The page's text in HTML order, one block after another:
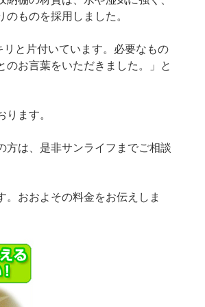
ものを採用しました。
と片付いています。必要なもの
お言葉をいただきました。」と
ます。
方は、是非サンライフまでご相談
おおよその料金をお伝えしま